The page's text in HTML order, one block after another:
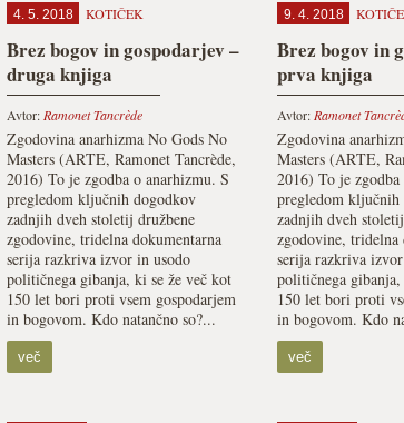
4. 5. 2018 KOTIČEK
Brez bogov in gospodarjev –
druga knjiga
Avtor: Ramonet Tancrède
Zgodovina anarhizma No Gods No
Masters (ARTE, Ramonet Tancrède,
2016) To je zgodba o anarhizmu. S
pregledom ključnih dogodkov
zadnjih dveh stoletij družbene
zgodovine, tridelna dokumentarna
serija razkriva izvor in usodo
političnega gibanja, ki se že več kot
150 let bori proti vsem gospodarjem
in bogovom. Kdo natančno so?...
več
9. 4. 2018
Brez bogov in
prva knjiga
Avtor: Ramonet
Zgodovina
Masters (ARTE,
2016) To je
pregledom ključnih
zadnjih dveh
zgodovine, tridelna
serija razkriva
političnega
150 let bori proti
in bogovom. Kdo
več